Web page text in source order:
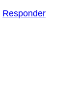
Responder